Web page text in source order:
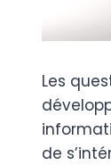
Les
de